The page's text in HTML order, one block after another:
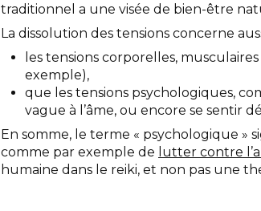
traditionnel a une visée de bien-être
La dissolution des tensions concerne
les tensions corporelles,
exemple),
que les tensions psychologiques,
vague à l’âme, ou encore se sentir
En somme, le terme « psychologique »
comme par exemple de lutter contre
humaine dans le reiki, et non pas une